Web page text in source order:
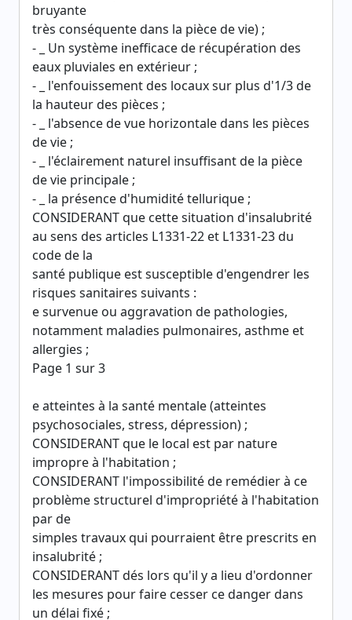
bruyante
très conséquente dans la pièce de vie) ;
- _ Un système inefficace de récupération des
eaux pluviales en extérieur ;
- _ l'enfouissement des locaux sur plus d'1/3 de
la hauteur des pièces ;
- _ l'absence de vue horizontale dans les pièces
de vie ;
- _ l'éclairement naturel insuffisant de la pièce
de vie principale ;
- _ la présence d'humidité tellurique ;
CONSIDERANT que cette situation d'insalubrité
au sens des articles L1331-22 et L1331-23 du
code de la
santé publique est susceptible d'engendrer les
risques sanitaires suivants :
e survenue ou aggravation de pathologies,
notamment maladies pulmonaires, asthme et
allergies ;
Page 1 sur 3
e atteintes à la santé mentale (atteintes
psychosociales, stress, dépression) ;
CONSIDERANT que le local est par nature
impropre à l'habitation ;
CONSIDERANT l'impossibilité de remédier à ce
problème structurel d'impropriété à l'habitation
par de
simples travaux qui pourraient être prescrits en
insalubrité ;
CONSIDERANT dés lors qu'il y a lieu d'ordonner
les mesures pour faire cesser ce danger dans
un délai fixé ;